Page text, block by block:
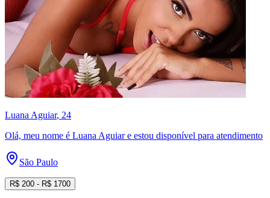
Luana Aguiar, 24
Olá, meu nome é Luana Aguiar e estou disponível para atendimento
São Paulo
R$ 200 - R$ 1700